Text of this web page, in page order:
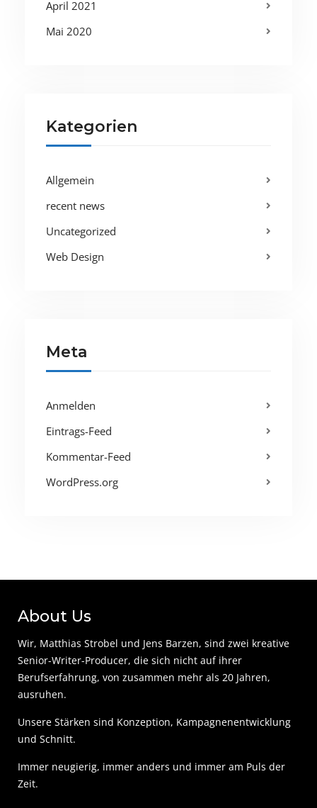
April 2021
Mai 2020
Kategorien
Allgemein
recent news
Uncategorized
Web Design
Meta
Anmelden
Eintrags-Feed
Kommentar-Feed
WordPress.org
About Us
Wir, Matthias Strobel und Jens Barzen, sind zwei kreative
Senior-Writer-Producer, die sich nicht auf ihrer
Berufserfahrung, von zusammen mehr als 20 Jahren,
ausruhen.
Unsere Stärken sind Konzeption, Kampagnenentwicklung
und Schnitt.
Immer neugierig, immer anders und immer am Puls der
Zeit.